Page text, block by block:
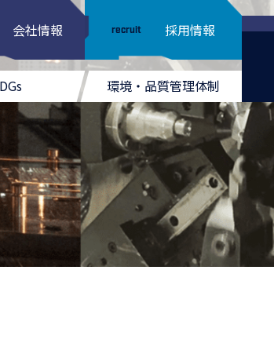
会社情報 recruit 採用情報
環境・品質管理体制